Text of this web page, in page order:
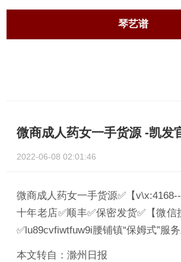
琴艺谱
微商成人药女一手货源 -凯发
2022-06-08 02:01:46
微商成人药女一手货源✅【
十年老店✅顺丰✅保密发货✅【微信
✅lu89cvfiwtfuw9i腰铺镇“保姆式”服
本文转自：滁州日报